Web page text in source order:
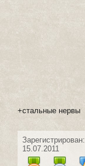
+стальные нервы
Зарегистрирован:
15.07.2011